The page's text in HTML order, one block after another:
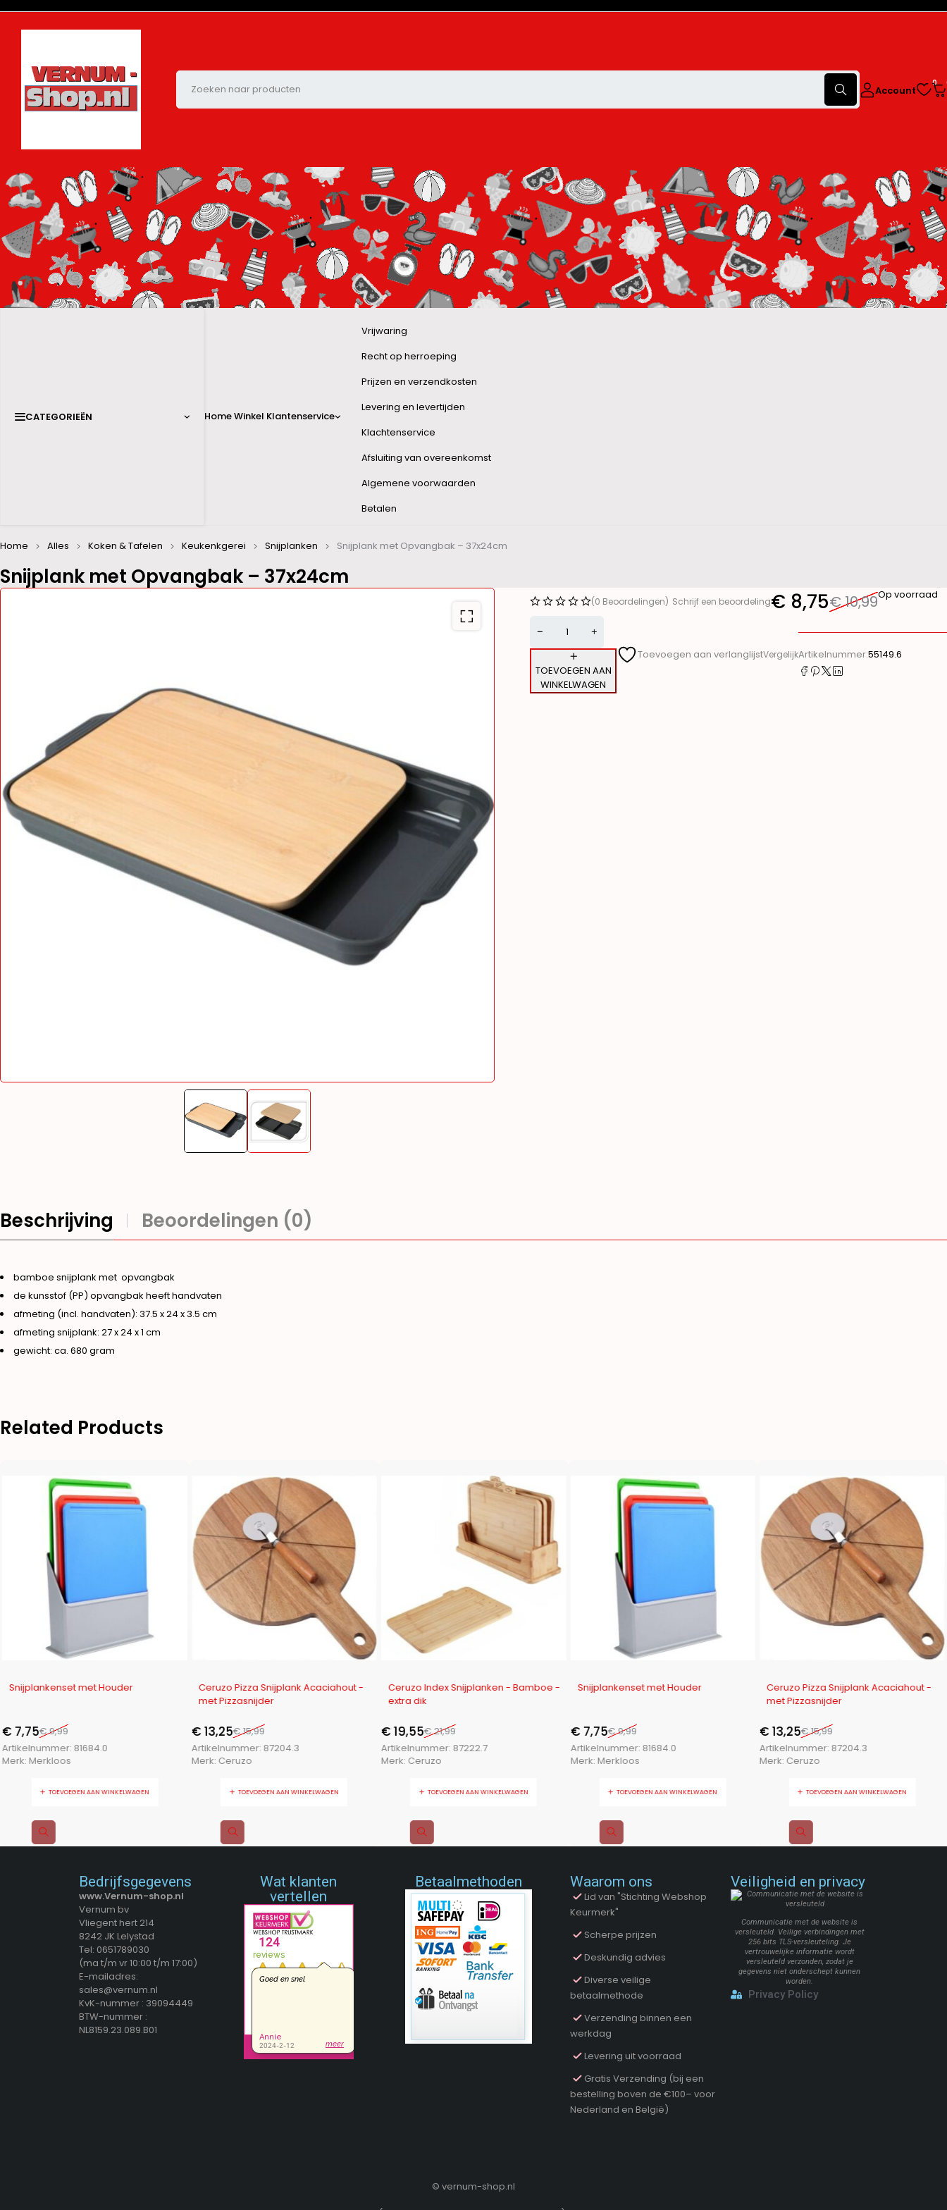
Account
0
CATEGORIEËN HomeWinkel Klantenservice
Vrijwaring
Recht op herroeping
Prijzen en verzendkosten
Levering en levertijden
Klachtenservice
Afsluiting van overeenkomst
Algemene voorwaarden
Betalen
Snijplank met Opvangbak – 37x24cm
Home Alles Koken & Tafelen Keukenkgerei Snijplanken Snijplank met Opvangbak – 37x24cm
(0 Beoordelingen) Schrijf een beoordeling €10,99
€ 8,75 Op voorraad
TOEVOEGEN AAN
WINKELWAGEN
Toevoegen aan verlanglijstVergelijkArtikelnummer:55149.6
Beschrijving Beoordelingen (0)
bamboe snijplank met opvangbak
de kunsstof (PP) opvangbak heeft handvaten
afmeting (incl. handvaten): 37.5 x 24 x 3.5 cm
afmeting snijplank: 27 x 24 x 1 cm
gewicht: ca. 680 gram
Related Products
-22%
Snijplankenset met Houder
€9,99
€7,75
Artikelnummer: 81684.0
Merk: Merkloos
TOEVOEGEN AAN WINKELWAGEN
-17%
Ceruzo Pizza Snijplank Acaciahout -
met Pizzasnijder
€15,99
€13,25
Artikelnummer: 87204.3
Merk: Ceruzo
TOEVOEGEN AAN WINKELWAGEN
-11%
Ceruzo Index Snijplanken - Bamboe -
extra dik
€21,99
€19,55
Artikelnummer: 87222.7
Merk: Ceruzo
TOEVOEGEN AAN WINKELWAGEN
-22%
Snijplankenset met Houder
€9,99
€7,75
Artikelnummer: 81684.0
Merk: Merkloos
TOEVOEGEN AAN WINKELWAGEN
-17%
Ceruzo Pizza Snijplank Acaciahout -
met Pizzasnijder
€15,99
€13,25
Artikelnummer:87204.3
Merk:Ceruzo
TOEVOEGEN AAN WINKELWAGEN
Bedrijfsgegevens
www.Vernum-shop.nl
Vernum bv
Vliegent hert 214
8242 JK Lelystad
Tel: 0651789030
(ma t/m vr 10:00 t/m 17:00)
E-mailadres:
sales@vernum.nl
KvK-nummer : 39094449
BTW-nummer :
NL8159.23.089.B01
Wat klanten
vertellen
Betaalmethoden Waarom ons
Lid van "Stichting Webshop
Keurmerk"
Scherpe prijzen
Deskundig advies
Diverse veilige
betaalmethode
Verzending binnen een
werkdag
Levering uit voorraad
Gratis Verzending (bij een
bestelling boven de €100– voor
Nederland en België)
Veiligheid en privacy
Communicatie met de website is
versleuteld. Veilige verbindingen met
256 bits TLS-versleuteling. Je
vertrouwelijke informatie wordt
versleuteld verzonden, zodat je
gegevens niet onderschept kunnen
worden.
Privacy Policy
© vernum-shop.nl